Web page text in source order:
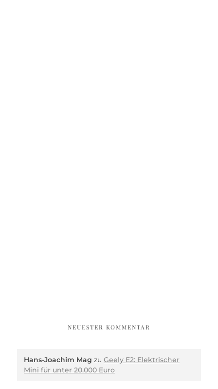
NEUESTER KOMMENTAR
Hans-Joachim Mag zu Geely E2: Elektrischer
Mini für unter 20.000 Euro